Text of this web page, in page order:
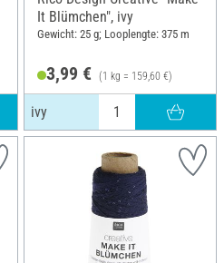
It Blümchen", ivy
Gewicht: 25 g; Looplengte: 375 m
3,99 € (1 kg = 159,60 €)
ivy